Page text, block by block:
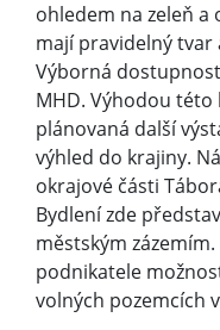
ohledem na zeleň a
mají pravidelný
Výborná
MHD. Výhodou této
plánovaná další
výhled do krajiny.
okrajové části
Bydlení zde
městským
podnikatele
volných pozemcích